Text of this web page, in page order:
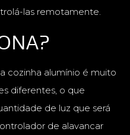
las remotamente.
cozinha alumínio é muito
diferentes, o que
de luz que será
de alavancar